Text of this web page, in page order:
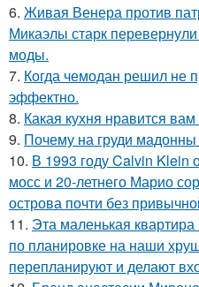
6. Живая Венера против
Микаэлы старк
моды.
7. Когда чемодан решил не
эффектно.
8. Какая кухня нравится
9. Почему на груди
10. В 1993 году Calvin Klein
мосс и 20-летнего Марио
острова почти без
11. Эта маленькая
по планировке на наши
перепланируют и делают